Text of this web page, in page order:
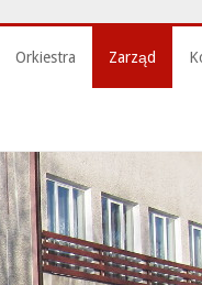
Orkiestra Zarząd